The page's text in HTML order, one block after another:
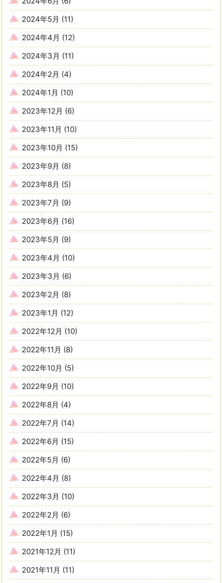
2024年5月 (11)
2024年4月 (12)
2024年3月 (11)
2024年2月 (4)
2024年1月 (10)
2023年12月 (6)
2023年11月 (10)
2023年10月 (15)
2023年9月 (8)
2023年8月 (5)
2023年7月 (9)
2023年6月 (16)
2023年5月 (9)
2023年4月 (10)
2023年3月 (6)
2023年2月 (8)
2023年1月 (12)
2022年12月 (10)
2022年11月 (8)
2022年10月 (5)
2022年9月 (10)
2022年8月 (4)
2022年7月 (14)
2022年6月 (15)
2022年5月 (6)
2022年4月 (8)
2022年3月 (10)
2022年2月 (6)
2022年1月 (15)
2021年12月 (11)
2021年11月 (11)